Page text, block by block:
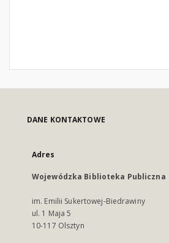
DANE KONTAKTOWE
Adres
Wojewódzka Biblioteka Publiczna
im. Emilii Sukertowej-Biedrawiny
ul. 1 Maja 5
10-117 Olsztyn